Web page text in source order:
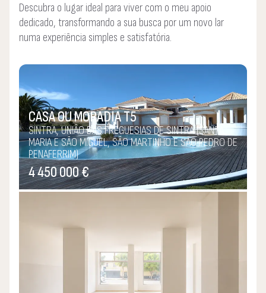
Vender e comprar uma propriedade pelo justo valor de
mercado, no mais curto espaço de tempo e com a total
Descubra o lugar ideal para viver com o meu apoio
dedicado, transformando a sua busca por um novo lar
numa experiência simples e satisfatória.
CASA OU MORADIA T5
SINTRA, UNIÃO DAS FREGUESIAS DE SINTRA (SANTA
MARIA E SÃO MIGUEL, SÃO MARTINHO E SÃO PEDRO DE
PENAFERRIM)
4 450 000 €